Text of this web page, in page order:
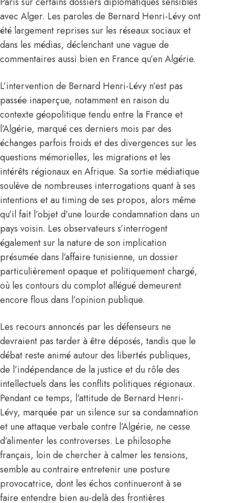
avec Alger. Les paroles de Bernard Henri-Lévy ont
été largement reprises sur les réseaux sociaux et
dans les médias, déclenchant une vague de
commentaires aussi bien en France qu’en Algérie.
L’intervention de Bernard Henri-Lévy n’est pas
passée inaperçue, notamment en raison du
contexte géopolitique tendu entre la France et
l’Algérie, marqué ces derniers mois par des
échanges parfois froids et des divergences sur les
questions mémorielles, les migrations et les
intérêts régionaux en Afrique. Sa sortie médiatique
soulève de nombreuses interrogations quant à ses
intentions et au timing de ses propos, alors même
qu’il fait l’objet d’une lourde condamnation dans un
pays voisin. Les observateurs s’interrogent
également sur la nature de son implication
présumée dans l’affaire tunisienne, un dossier
particulièrement opaque et politiquement chargé,
où les contours du complot allégué demeurent
encore flous dans l’opinion publique.
Les recours annoncés par les défenseurs ne
devraient pas tarder à être déposés, tandis que le
débat reste animé autour des libertés publiques,
de l’indépendance de la justice et du rôle des
intellectuels dans les conflits politiques régionaux.
Pendant ce temps, l’attitude de Bernard Henri-
Lévy, marquée par un silence sur sa condamnation
et une attaque verbale contre l’Algérie, ne cesse
d’alimenter les controverses. Le philosophe
français, loin de chercher à calmer les tensions,
semble au contraire entretenir une posture
provocatrice, dont les échos continueront à se
faire entendre bien au-delà des frontières